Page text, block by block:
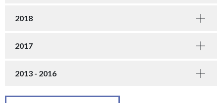
2018
2017
2013 - 2016